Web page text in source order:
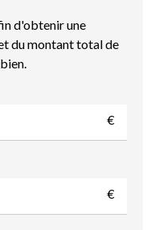
d'obtenir une
du montant total de
€
€